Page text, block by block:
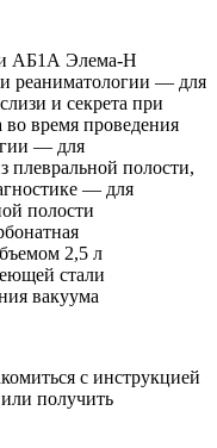
АБ1А Элема-Н
и реаниматологии — для
и секрета при
во время проведения
— для
плевральной полости,
— для
полости
2,5 л
стали
вакуума
с инструкцией
получить